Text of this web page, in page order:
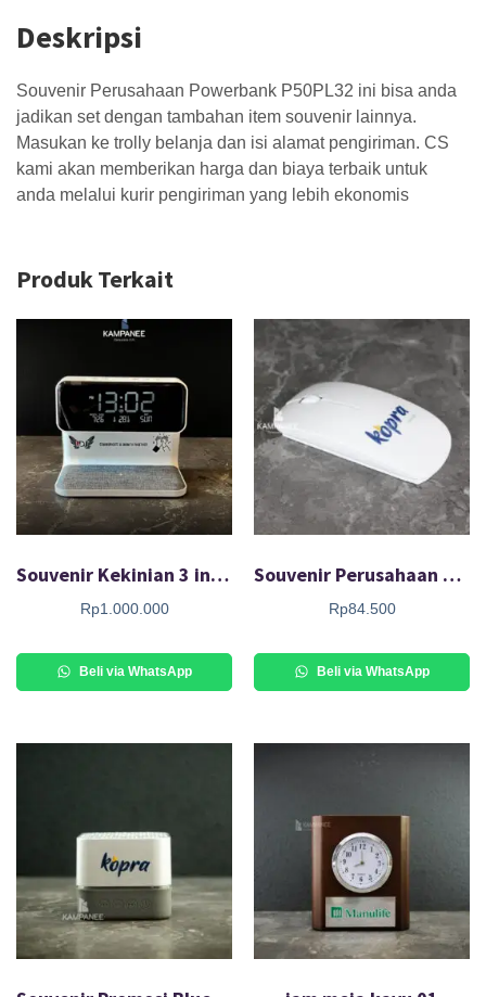
Deskripsi
Souvenir Perusahaan Powerbank P50PL32 ini bisa anda
jadikan set dengan tambahan item souvenir lainnya.
Masukan ke trolly belanja dan isi alamat pengiriman. CS
kami akan memberikan harga dan biaya terbaik untuk
anda melalui kurir pengiriman yang lebih ekonomis
Produk Terkait
Souvenir Kekinian 3 in 1 Magnetic Wireless Charger
Rp1.000.000
Beli via WhatsApp
Souvenir Perusahaan Mouse 03
Rp84.500
Beli via WhatsApp